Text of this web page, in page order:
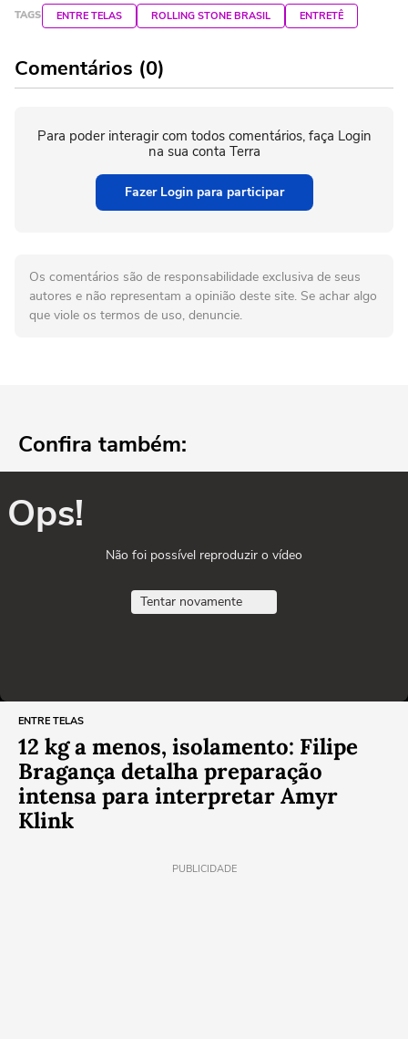
TAGS ENTRE TELAS ROLLING STONE BRASIL ENTRETÊ
Comentários (0)
Para poder interagir com todos comentários, faça Login
na sua conta Terra
Fazer Login para participar
Os comentários são de responsabilidade exclusiva de seus
autores e não representam a opinião deste site. Se achar algo
que viole os termos de uso, denuncie.
Confira também:
Ops!
Não foi possível reproduzir o vídeo
Tentar novamente
ENTRE TELAS
12 kg a menos, isolamento: Filipe
Bragança detalha preparação
intensa para interpretar Amyr
Klink
PUBLICIDADE